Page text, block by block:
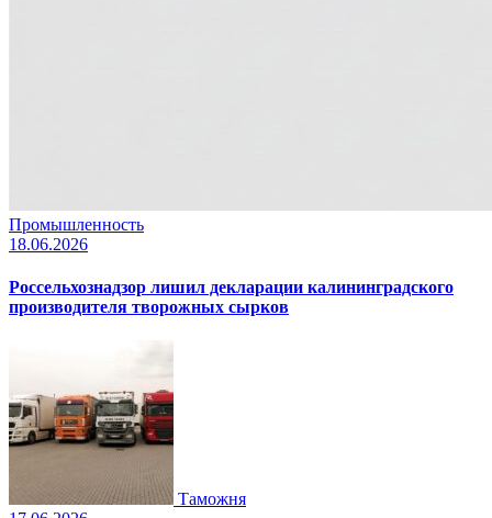
Промышленность
18.06.2026
Россельхознадзор лишил декларации калининградского
производителя творожных сырков
Таможня